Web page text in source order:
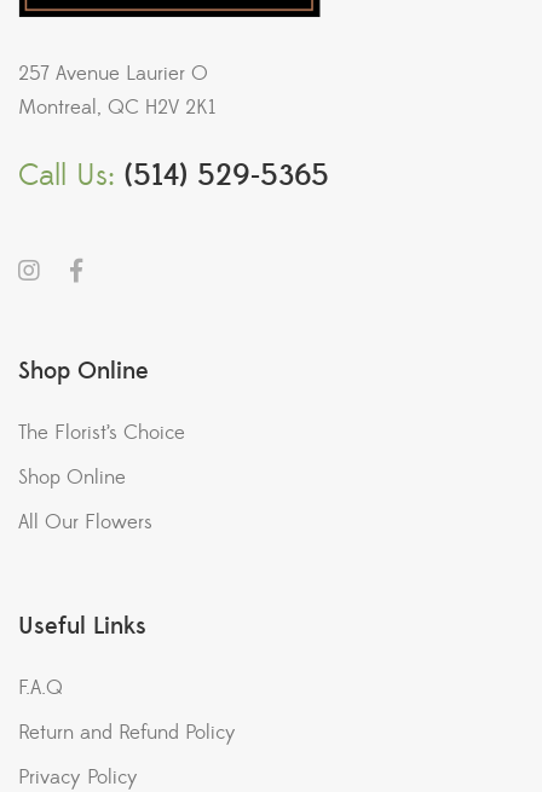
257 Avenue Laurier O
Montreal, QC H2V 2K1
Call Us: (514) 529-5365
Shop Online
The Florist’s Choice
Shop Online
All Our Flowers
Useful Links
F.A.Q
Return and Refund Policy
Privacy Policy